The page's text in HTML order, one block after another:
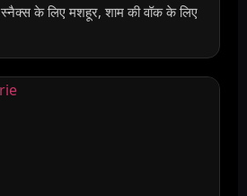
के लिए मशहूर, शाम की वॉक के लिए